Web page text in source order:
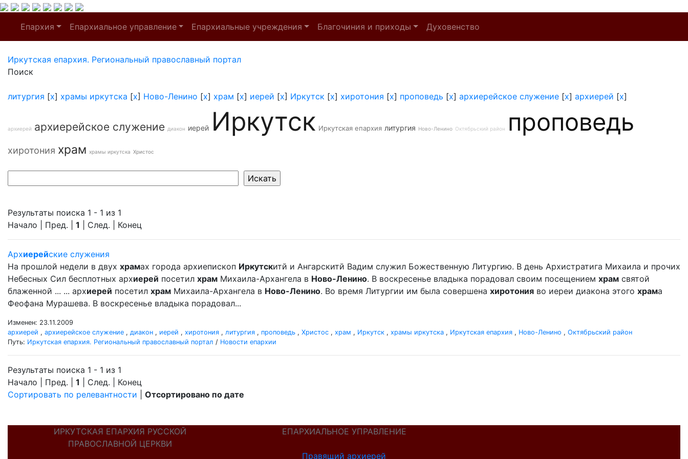
Епархия Епархиальное управление Епархиальные учреждения Благочиния и приходы Духовенство
Иркутская епархия. Региональный православный портал
Поиск
литургия [x] храмы иркутска [x] Ново-Ленино [x] храм [x] иерей [x] Иркутск [x] хиротония [x] проповедь [x] архиерейское служение [x] архиерей [x]
архиерей архиерейское служение диакон иерей Иркутск Иркутская епархия литургия Ново-Ленино Октябрьский район проповедь
хиротония храм храмы иркутска Христос
Результаты поиска 1 - 1 из 1
Начало | Пред. | 1 | След. | Конец
Архиерейские служения
На прошлой недели в двух храмах города архиепископ Иркутскитй и Ангарскитй Вадим служил Божественную Литургию. В день Архистратига Михаила и прочих
Небесных Сил бесплотных архиерей посетил храм Михаила-Архангела в Ново-Ленино. В воскресенье владыка порадовал своим посещением храм святой
блаженной ... ... архиерей посетил храм Михаила-Архангела в Ново-Ленино. Во время Литургии им была совершена хиротония во иереи диакона этого храма
Феофана Мурашева. В воскресенье владыка порадовал...
Изменен: 23.11.2009
архиерей , архиерейское служение , диакон , иерей , хиротония , литургия , проповедь , Христос , храм , Иркутск , храмы иркутска , Иркутская епархия , Ново-Ленино , Октябрьский район
Путь: Иркутская епархия. Региональный православный портал / Новости епархии
Результаты поиска 1 - 1 из 1
Начало | Пред. | 1 | След. | Конец
Сортировать по релевантности
Отсортировано по дате
ИРКУТСКАЯ ЕПАРХИЯ РУССКОЙ
ПРАВОСЛАВНОЙ ЦЕРКВИ
ЕПАРХИАЛЬНОЕ УПРАВЛЕНИЕ
Правящий архиерей